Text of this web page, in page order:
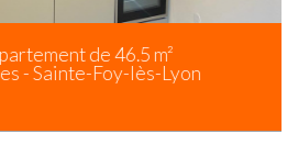
de 46.5 m²
- Sainte-Foy-lès-Lyon